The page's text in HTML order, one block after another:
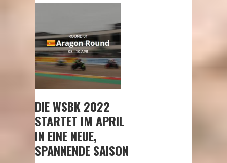
DIE WSBK 2022
STARTET IM APRIL
IN EINE NEUE,
SPANNENDE SAISON